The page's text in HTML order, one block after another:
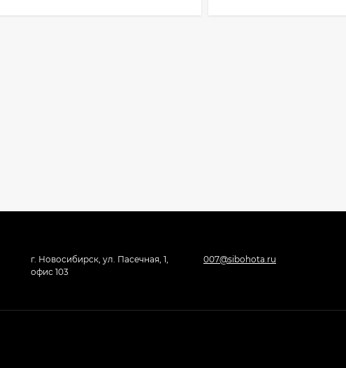
г. Новосибирск, ул. Пасечная, 1,
офис 103
007@sibohota.ru